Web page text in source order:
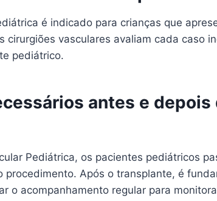
é indicado para crianças que
cirurgiões vasculares avaliam cada caso
pediátrico.
antes e
Pediátrica, os pacientes pediátricos
Após o transplante, é
o acompanhamento regular para